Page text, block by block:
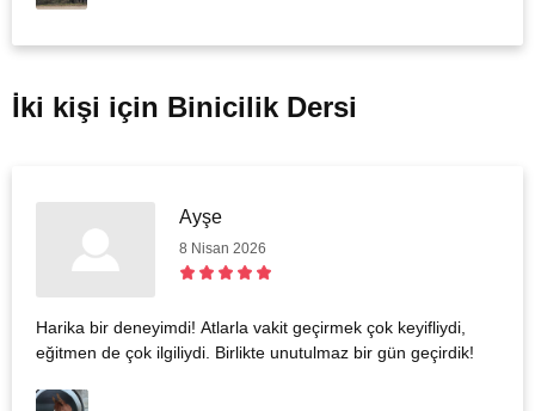
İki kişi için Binicilik Dersi
Ayşe
8 Nisan 2026
Harika bir deneyimdi! Atlarla vakit geçirmek çok keyifliydi,
eğitmen de çok ilgiliydi. Birlikte unutulmaz bir gün geçirdik!